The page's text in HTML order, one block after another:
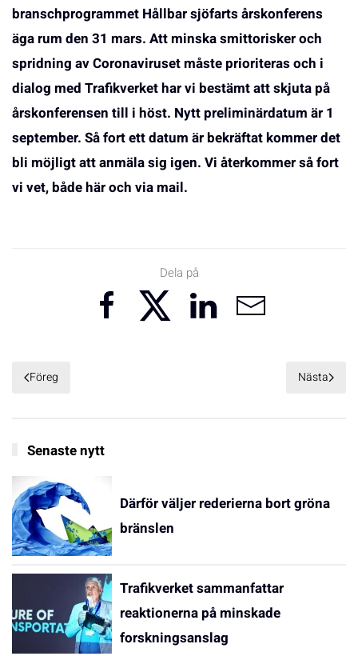
branschprogrammet Hållbar sjöfarts årskonferens
äga rum den 31 mars. Att minska smittorisker och
spridning av Coronaviruset måste prioriteras och i
dialog med Trafikverket har vi bestämt att skjuta på
årskonferensen till i höst. Nytt preliminärdatum är 1
september. Så fort ett datum är bekräftat kommer det
bli möjligt att anmäla sig igen. Vi återkommer så fort
vi vet, både här och via mail.
Dela på
Föreg Nästa
Senaste nytt
Därför väljer rederierna bort gröna
bränslen
Trafikverket sammanfattar
reaktionerna på minskade
forskningsanslag